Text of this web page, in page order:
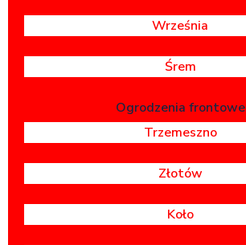
Września
Śrem
Ogrodzenia frontowe
Trzemeszno
Złotów
Koło